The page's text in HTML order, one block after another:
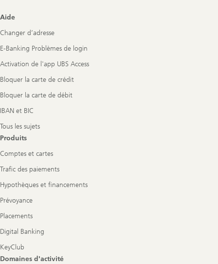
Footer
Aide
Changer d’adresse
E-Banking Problèmes de login
Activation de l'app UBS Access
Bloquer la carte de crédit
Bloquer la carte de débit
IBAN et BIC
Tous les sujets
Produits
Comptes et cartes
Trafic des paiements
Hypothèques et financements
Prévoyance
Placements
Digital Banking
KeyClub
Domaines d'activité